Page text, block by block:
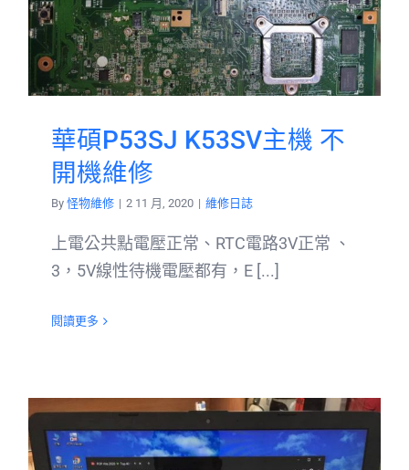
華碩P53SJ K53SV主機 不
開機維修
By 怪物維修 | 2 11 月, 2020 | 維修日誌
上電公共點電壓正常、RTC電路3V正常 、
3，5V線性待機電壓都有，E [...]
閱讀更多